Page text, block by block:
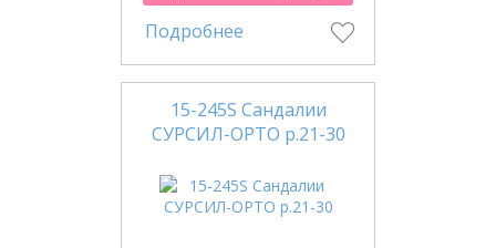
Подробнее
15-245S Сандалии
СУРСИЛ-ОРТО р.21-30